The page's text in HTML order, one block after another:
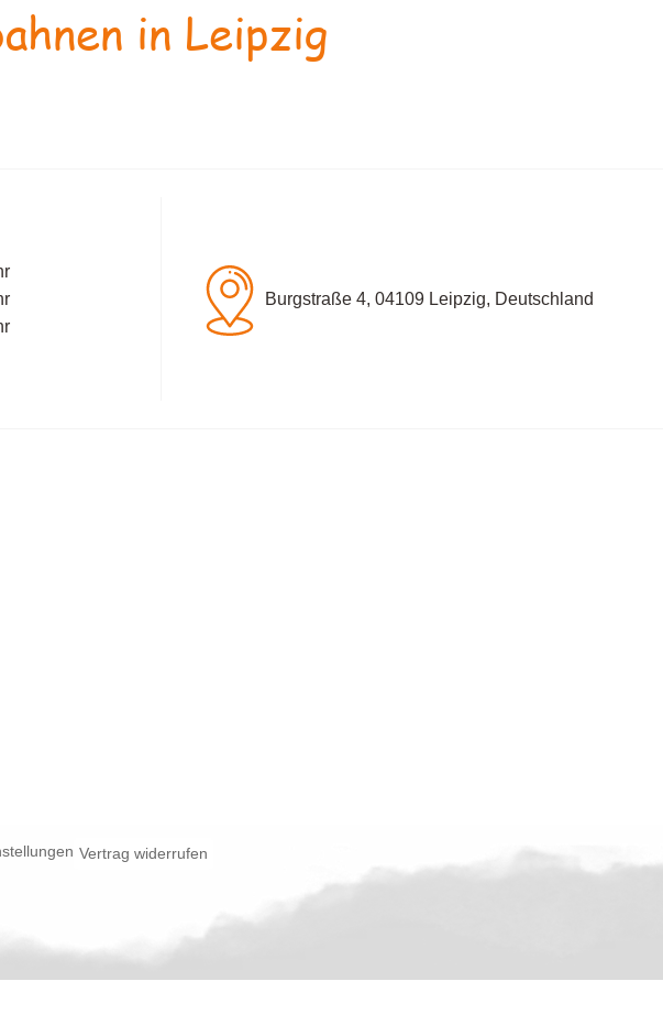
in Leipzig
Burgstraße 4, 04109 Leipzig, Deutschland
Vertrag widerrufen